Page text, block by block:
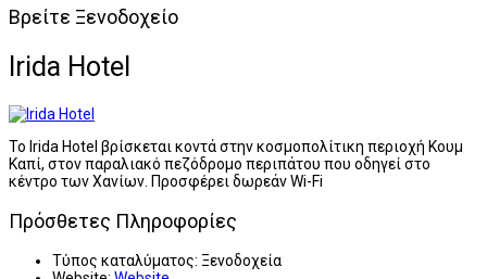
Βρείτε Ξενοδοχείο
Irida Hotel
Το Irida Hotel βρίσκεται κοντά στην κοσμοπολίτικη περιοχή Κουμ
Καπί, στον παραλιακό πεζόδρομο περιπάτου που οδηγεί στο
κέντρο των Χανίων. Προσφέρει δωρεάν Wi-Fi
Πρόσθετες Πληροφορίες
Τύπος καταλύματος: Ξενοδοχεία